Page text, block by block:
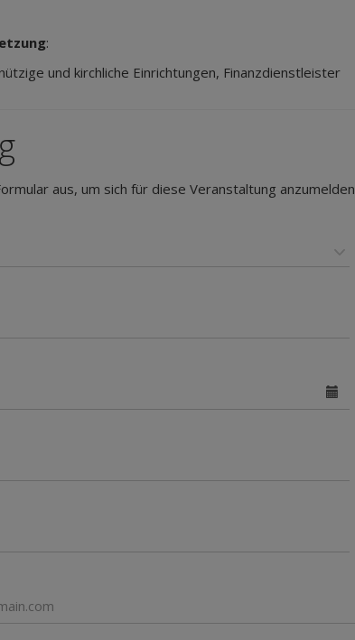
:
und kirchliche Einrichtungen, Finanzdienstleister
aus, um sich für diese Veranstaltung anzumelden